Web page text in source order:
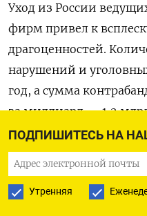
ПОДПИШИТЕСЬ НА
Утренняя
Уход из России
фирм привел к
драгоценностей.
нарушений и
год, а сумма
за миллиард — 1,2
ФТС.
За год стоимость
пересечение которых